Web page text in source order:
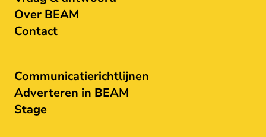
Over BEAM
Contact
Communicatierichtlijnen
Adverteren in BEAM
Stage